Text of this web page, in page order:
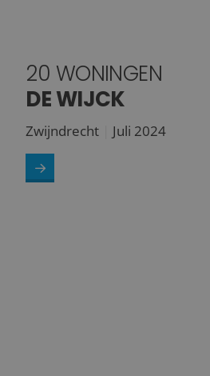
20 WONINGEN
DE WIJCK
Zwijndrecht Juli 2024